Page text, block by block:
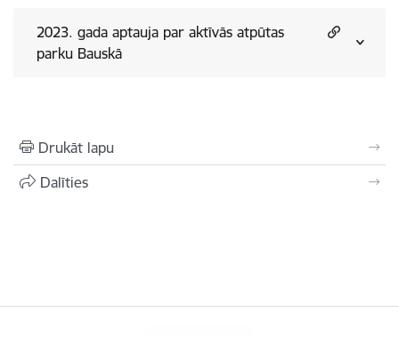
2023. gada aptauja par aktīvās atpūtas
parku Bauskā
Drukāt lapu
Dalīties